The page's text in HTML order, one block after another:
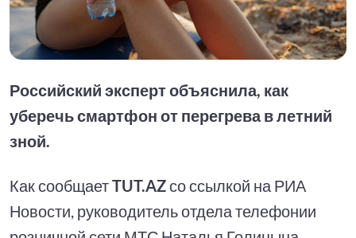
Российский эксперт объяснила, как
уберечь смартфон от перегрева в летний
зной.
Как сообщаетTUT.AZсо ссылкой на РИА
Новости, руководитель отдела телефонии